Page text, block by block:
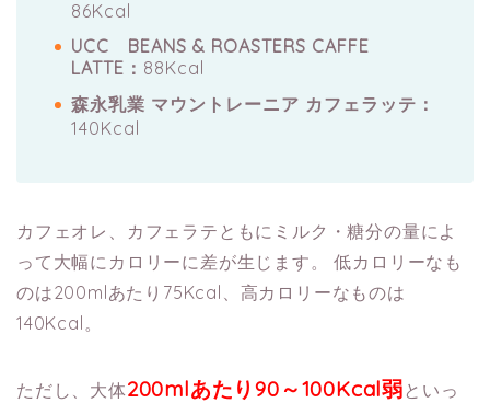
86Kcal
UCC BEANS & ROASTERS CAFFE
LATTE： 88Kcal
森永乳業 マウントレーニア カフェラッテ：
140Kcal
カフェオレ、カフェラテともにミルク・糖分の量によ
って大幅にカロリーに差が生じます。
低カロリーなも
のは200mlあたり75Kcal、高カロリーなものは
140Kcal。
ただし、大体200mlあたり90～100Kcal弱 といっ